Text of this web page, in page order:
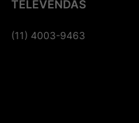
TELEVENDAS
(11) 4003-9463